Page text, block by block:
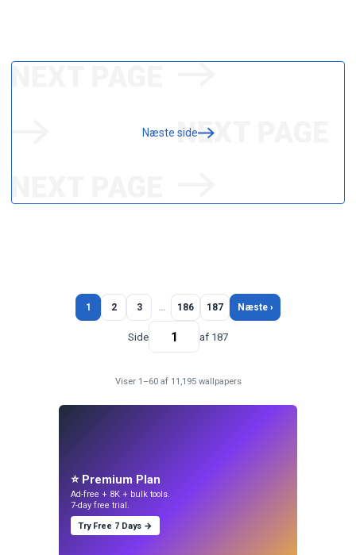
Næste side
1 2 3 … 186 187 Næste ›
Side af 187
Viser 1–60 af 11,195 wallpapers
⭐ Premium Plan
Ad-free + 8K + bulk tools.
7-day free trial.
Try Free 7 Days →